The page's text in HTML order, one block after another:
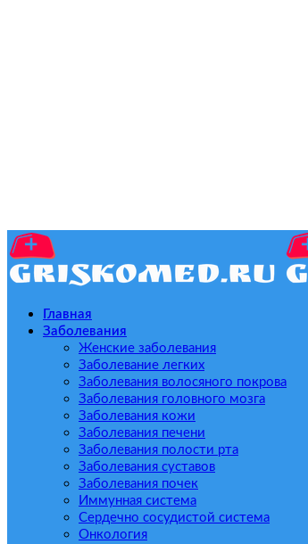
Главная
Заболевания
Женские заболевания
Заболевание легких
Заболевания волосяного покрова
Заболевания головного мозга
Заболевания кожи
Заболевания печени
Заболевания полости рта
Заболевания суставов
Заболевания почек
Иммунная система
Сердечно сосудистой система
Онкология